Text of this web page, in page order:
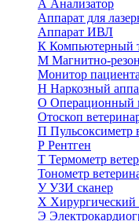
А Анализатор
Аппарат для
Аппарат ИВЛ
К Компьютерный
М Магнитно-
Монитор пациента
Н Наркозный
О Операционный
Отоскоп
П Пульсоксиметр
Р Рентген
Т Термометр
Тонометр
УУЗИ сканер
Х
Э